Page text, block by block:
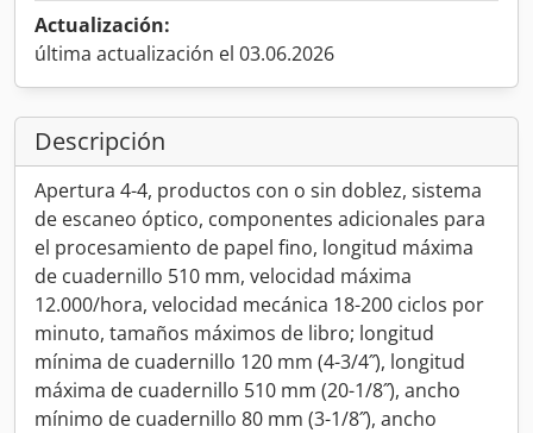
Actualización:
última actualización el 03.06.2026
Descripción
Apertura 4-4, productos con o sin doblez, sistema
de escaneo óptico, componentes adicionales para
el procesamiento de papel fino, longitud máxima
de cuadernillo 510 mm, velocidad máxima
12.000/hora, velocidad mecánica 18-200 ciclos por
minuto, tamaños máximos de libro; longitud
mínima de cuadernillo 120 mm (4-3/4˝), longitud
máxima de cuadernillo 510 mm (20-1/8˝), ancho
mínimo de cuadernillo 80 mm (3-1/8˝), ancho